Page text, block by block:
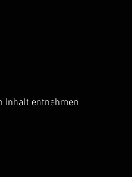
Inhalt entnehmen